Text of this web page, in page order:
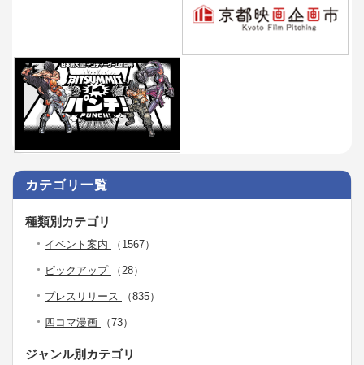
カテゴリ一覧
種類別カテゴリ
イベント案内 （1567）
ピックアップ （28）
プレスリリース （835）
四コマ漫画 （73）
ジャンル別カテゴリ